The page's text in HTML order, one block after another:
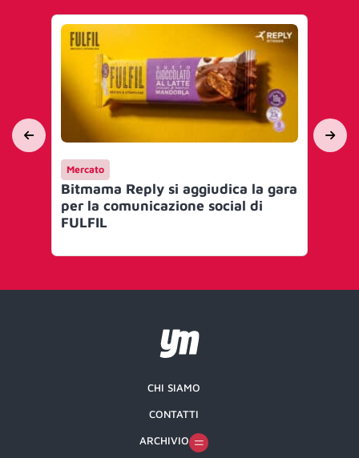
Mercato
Bitmama Reply si aggiudica la gara
per la comunicazione social di
FULFIL
CHI SIAMO
CONTATTI
ARCHIVIO